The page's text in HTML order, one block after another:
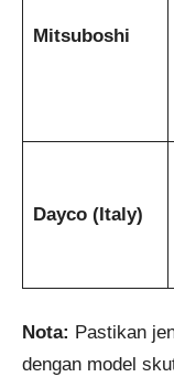
Mitsuboshi
Dayco (Italy)
Nota: Pastikan
dengan model